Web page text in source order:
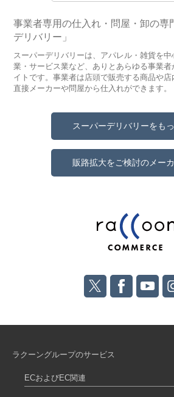
事業者専用の仕入れ・問屋・卸の専
デリバリー」
スーパーデリバリーは、アパレル・雑貨を
業・サービス業など、ありとあらゆる事業
イトです。事業者は店頭で販売する商品や
直接メーカーや問屋から仕入れができます。
スーパーデリバリーをも
販路拡大をご検討のメー
ラクーングループのサービス
ECおよびEC関連